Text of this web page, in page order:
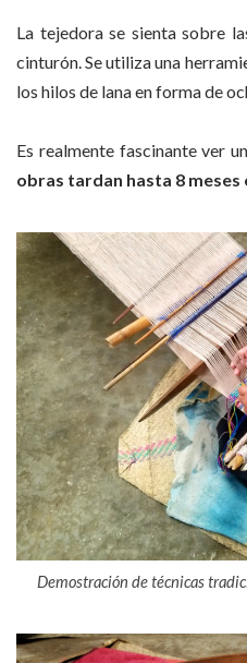
La tejedora se sienta sobre
cinturón. Se utiliza una
los hilos de lana en forma de
Es realmente fascinante ver
obras tardan hasta 8 meses
Demostración de técnicas